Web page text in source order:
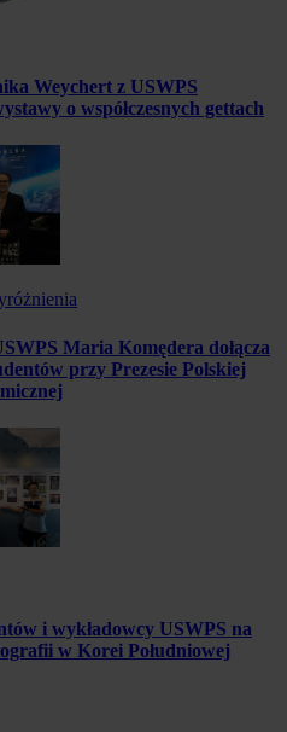
Weychert z USWPS
o współczesnych gettach
Maria Komędera dołącza
przy Prezesie Polskiej
i wykładowcy USWPS na
w Korei Południowej